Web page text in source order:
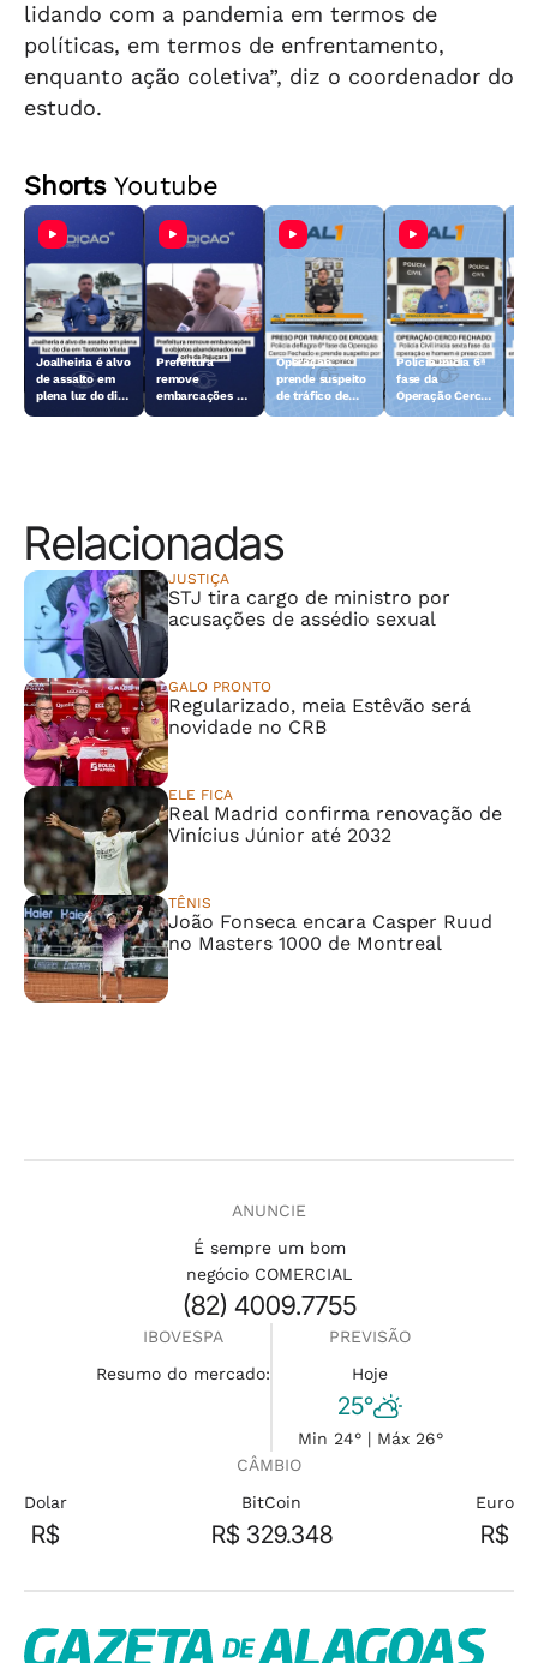
lidando com a pandemia em termos de
políticas, em termos de enfrentamento,
enquanto ação coletiva”, diz o coordenador do
estudo.
ShortsYoutube
Joalheiria é alvo
de assalto em
plena luz do dia
Prefeitura
remove
embarcações e
Operação
prende suspeito
de tráfico de
Polícia inicia 6ª
fase da
Operação Cerco
Relacionadas
JUSTIÇA
STJ tira cargo de ministro por
acusações de assédio sexual
GALO PRONTO
Regularizado, meia Estêvão será
novidade no CRB
ELE FICA
Real Madrid confirma renovação de
Vinícius Júnior até 2032
TÊNIS
João Fonseca encara Casper Ruud
no Masters 1000 de Montreal
ANUNCIE
É sempre um bom
negócio COMERCIAL
(82) 4009.7755
IBOVESPA
Resumo do mercado:
PREVISÃO
Hoje
25°
Min 24° | Máx 26°
CÂMBIO
Dolar
R$
BitCoin
R$ 329.348
Euro
R$